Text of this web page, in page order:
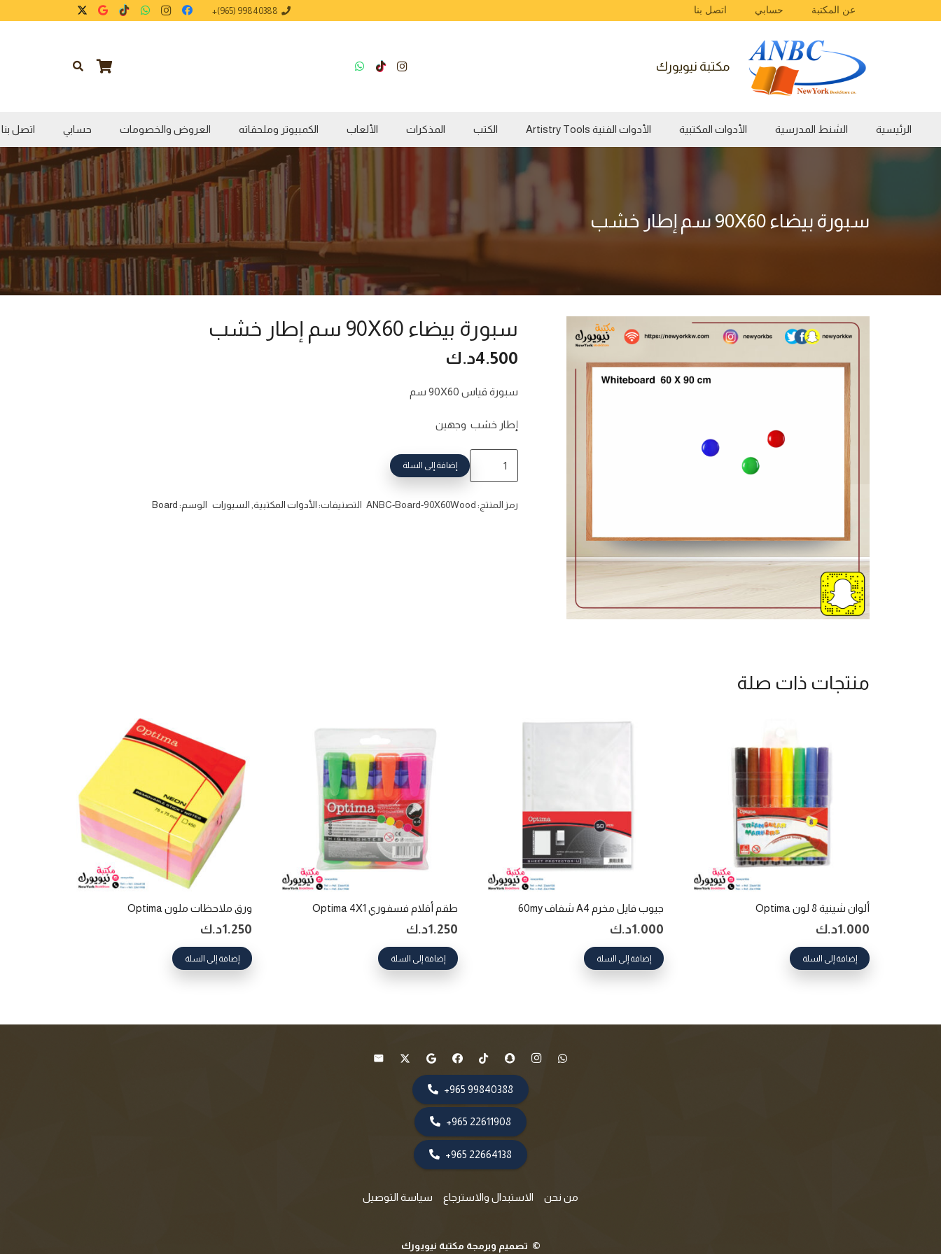
عن المكتبة حسابي اتصل بنا 99840388 (965)+
مكتبة نيويورك
الرئيسية الشنط المدرسية الأدوات المكتبية الأدوات الفنية Artistry Tools الكتب المذكرات الألعاب الكمبيوتر وملحقاته العروض والخصومات حسابي اتصل بنا
سبورة بيضاء 90X60 سم إطار خشب
سبورة بيضاء 90X60 سم إطار خشب
4.500د.ك
سبورة قياس 90X60 سم
إطار خشب وجهين
كمية
90X60
خشب
إضافة إلى السلة
رمز المنتج: ANBC-Board-90X60Wood التصنيفات: الأدوات المكتبية, السبورات الوسم: Board
منتجات ذات صلة
ألوان شينية 8 لون Optima
1.000د.ك
إضافة إلى السلة
جيوب فايل مخرم A4 شفاف 60my
1.000د.ك
إضافة إلى السلة
طقم أقلام فسفوري Optima 4X1
1.250د.ك
إضافة إلى السلة
ورق ملاحظات ملون Optima
1.250د.ك
إضافة إلى السلة
99840388 965+
22611908 965+
22664138 965+
من نحن الاستبدال والاسترجاع سياسة التوصيل
© تصميم وبرمجة مكتبة نيويورك